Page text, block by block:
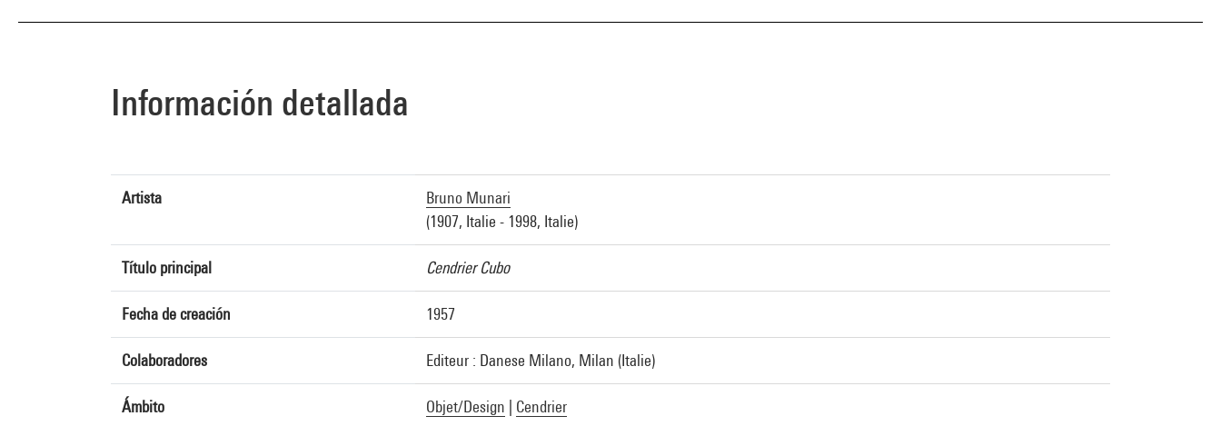
Créditos fotográficos : Centre Pompidou, MNAM-CCI/Georges Meguerditchian/Dist. GrandPalaisRmn
Información detallada
Artista
Bruno Munari
(1907, Italie - 1998, Italie)
Título principal Cendrier Cubo
Fecha de creación 1957
Colaboradores Editeur : Danese Milano, Milan (Italie)
Ámbito Objet/Design Cendrier